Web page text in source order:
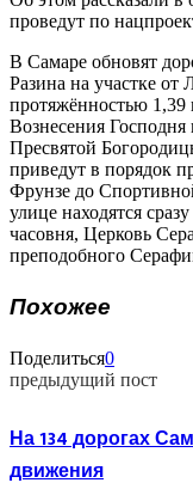
проведут по
В Самаре обновят
Разина на участке от
протяжённостью 1,39
Вознесения
Пресвятой
приведут в порядок
Фрунзе до
улице находятся
часовня, Церковь
преподобного
Похожее
Поделиться0
предыдущий пост
На 134 дорогах
движения